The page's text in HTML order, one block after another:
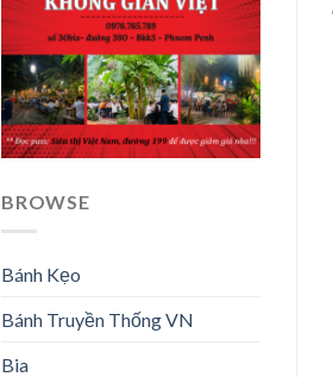
BROWSE
Bánh Kẹo
Bánh Truyền Thống VN
Bia